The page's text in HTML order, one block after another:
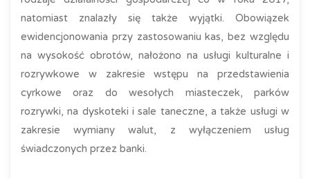
natomiast znalazły się także wyjątki. Obowiązek
ewidencjonowania przy zastosowaniu kas, bez względu
na wysokość obrotów, nałożono na usługi kulturalne i
rozrywkowe w zakresie wstępu na przedstawienia
cyrkowe oraz do wesołych miasteczek, parków
rozrywki, na dyskoteki i sale taneczne, a także usługi w
zakresie wymiany walut, z wyłączeniem usług
świadczonych przez banki.